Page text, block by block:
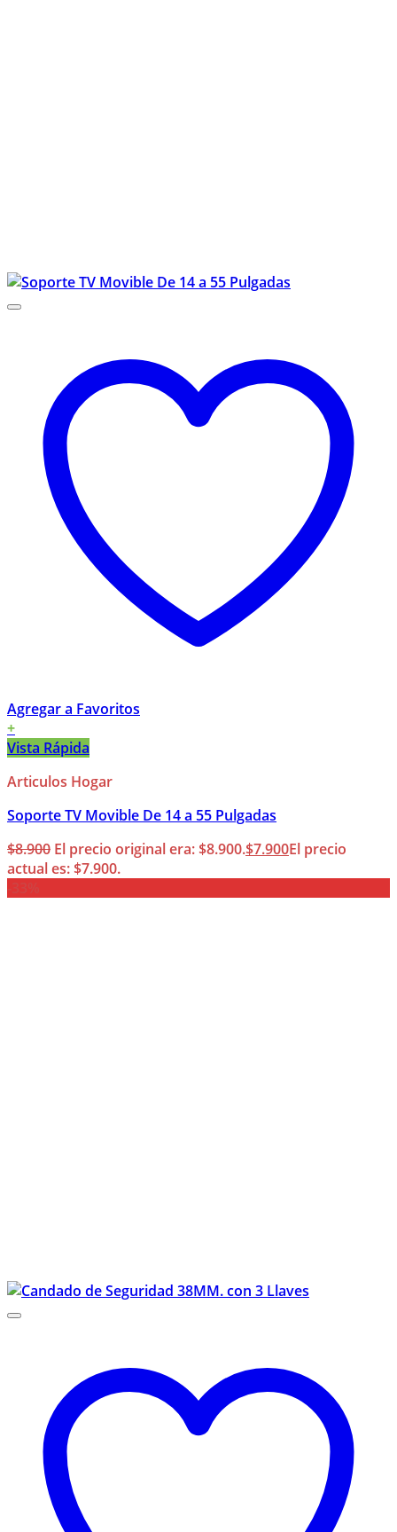
Agregar a Favoritos
+
Vista Rápida
Articulos Hogar
Soporte TV Movible De 14 a 55 Pulgadas
$8.900 El precio original era: $8.900.$7.900El precio
actual es: $7.900.